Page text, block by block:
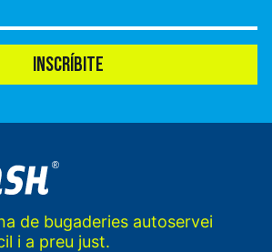
INSCRÍBITE
de bugaderies autoservei
i a preu just.